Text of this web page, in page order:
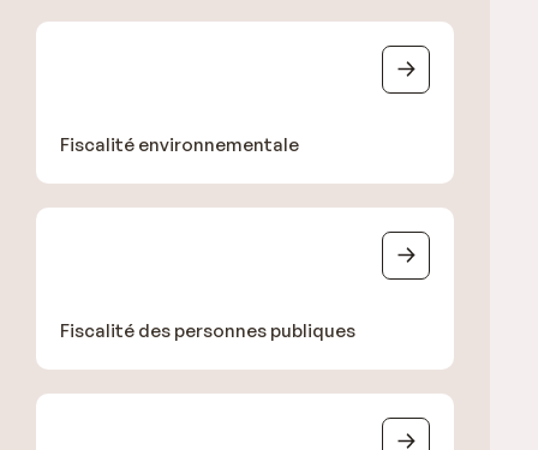
Fiscalité environnementale
Fiscalité des personnes publiques